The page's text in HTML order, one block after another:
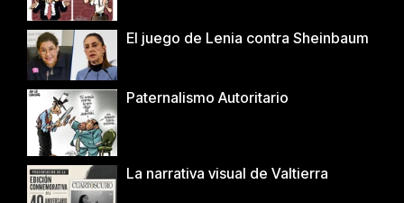
El juego de Lenia contra Sheinbaum
Paternalismo Autoritario
La narrativa visual de Valtierra